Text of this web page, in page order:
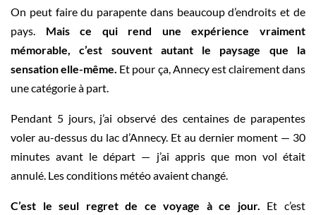
On peut faire du parapente dans beaucoup d’endroits et de
pays. Mais ce qui rend une expérience vraiment
mémorable, c’est souvent autant le paysage que la
sensation elle-même. Et pour ça, Annecy est clairement dans
une catégorie à part.
Pendant 5 jours, j’ai observé des centaines de parapentes
voler au-dessus du lac d’Annecy. Et au dernier moment — 30
minutes avant le départ — j’ai appris que mon vol était
annulé. Les conditions météo avaient changé.
C’est le seul regret de ce voyage à ce jour.
Et c’est